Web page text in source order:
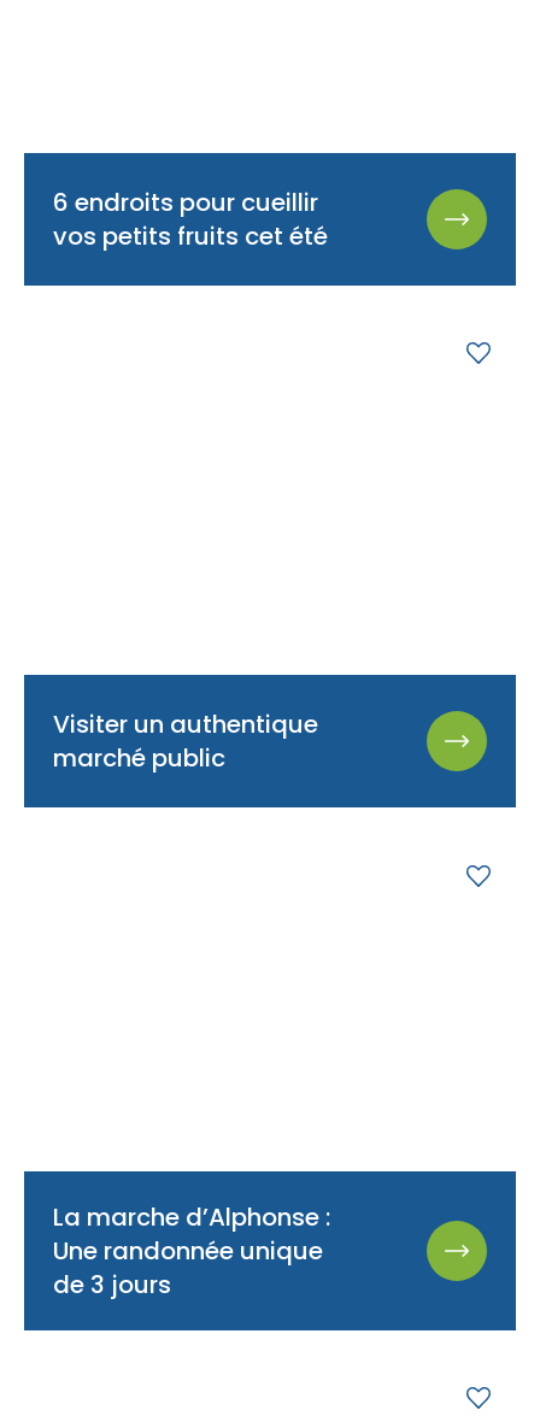
6 endroits pour cueillir
vos petits fruits cet été
Visiter un authentique
marché public
La marche d’Alphonse :
Une randonnée unique
de 3 jours